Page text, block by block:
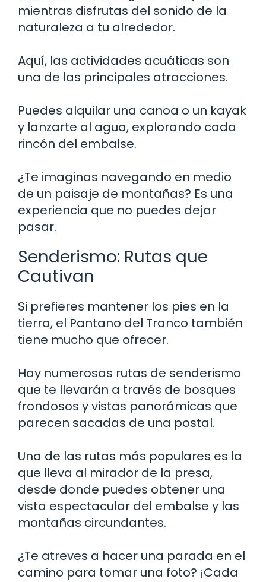
mientras disfrutas del sonido de la
naturaleza a tu alrededor.
Aquí, las actividades acuáticas son
una de las principales atracciones.
Puedes alquilar una canoa o un kayak
y lanzarte al agua, explorando cada
rincón del embalse.
¿Te imaginas navegando en medio
de un paisaje de montañas? Es una
experiencia que no puedes dejar
pasar.
Senderismo: Rutas que
Cautivan
Si prefieres mantener los pies en la
tierra, el Pantano del Tranco también
tiene mucho que ofrecer.
Hay numerosas rutas de senderismo
que te llevarán a través de bosques
frondosos y vistas panorámicas que
parecen sacadas de una postal.
Una de las rutas más populares es la
que lleva al mirador de la presa,
desde donde puedes obtener una
vista espectacular del embalse y las
montañas circundantes.
¿Te atreves a hacer una parada en el
camino para tomar una foto? ¡Cada